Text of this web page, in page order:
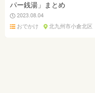
パー銭湯」まとめ
2023.08.04
おでかけ
北九州市小倉北区